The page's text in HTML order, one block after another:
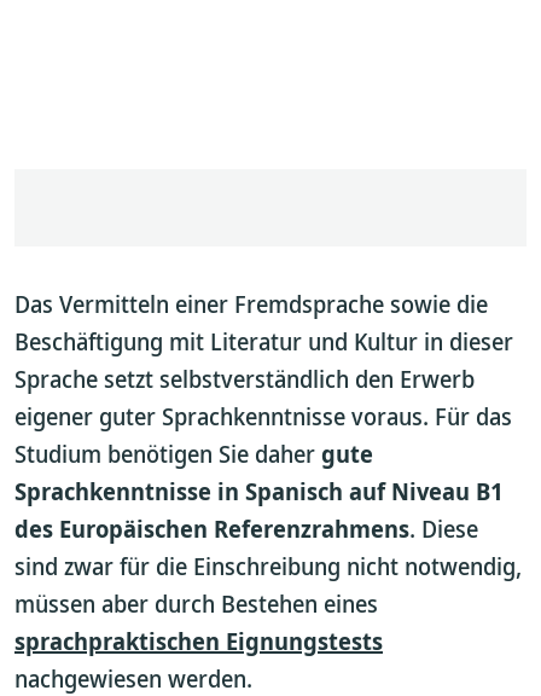
Das Vermitteln einer Fremdsprache sowie die
Beschäftigung mit Literatur und Kultur in dieser
Sprache setzt selbstverständlich den Erwerb
eigener guter Sprachkenntnisse voraus. Für das
Studium benötigen Sie dahergute
Sprachkenntnisse in Spanisch auf Niveau B1
des Europäischen Referenzrahmens. Diese
sind zwar für die Einschreibung nicht notwendig,
müssen aber durch Bestehen eines
sprachpraktischen Eignungstests
nachgewiesen werden.